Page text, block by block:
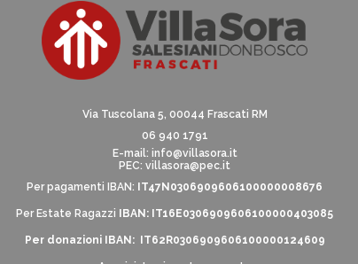
Via Tuscolana 5, 00044 Frascati RM
06 940 1791
E-mail: info@villasora.it
PEC: villasora@pec.it
Per pagamenti IBAN:
IT47N0306909606100000008676
Per Estate Ragazzi IBAN: IT16E0306909606100000403085
Per donazioni IBAN: IT62R0306909606100000124609